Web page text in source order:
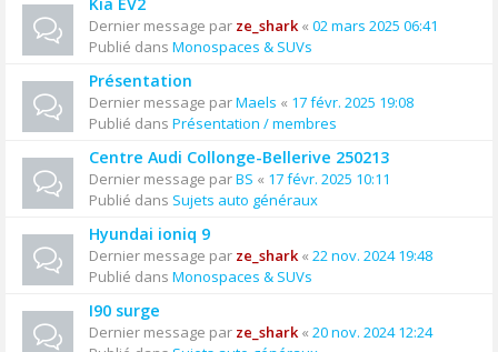
Dernier message par ze_shark« 02 mars 2025 06:41
Publié dans Monospaces & SUVs
Présentation
Dernier message parMaels « 17 févr. 2025 19:08
Publié dans Présentation / membres
Centre Audi Collonge-Bellerive 250213
Dernier message parBS « 17 févr. 2025 10:11
Publié dans Sujets auto généraux
Hyundai ioniq 9
Dernier message par ze_shark« 22 nov. 2024 19:48
Publié dans Monospaces & SUVs
I90 surge
Dernier message par ze_shark« 20 nov. 2024 12:24